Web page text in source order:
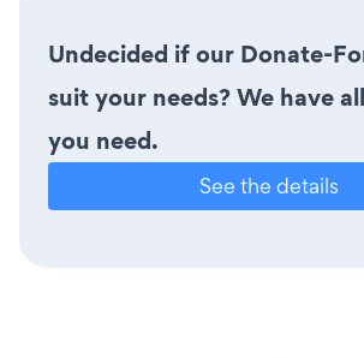
Undecided if our Donate-
suit your needs? We have
you need.
See the details